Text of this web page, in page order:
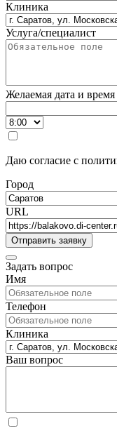
Клиника
Услуга/специалист
Желаемая дата и
Даю согласие с
Город
URL
Задать вопрос
Имя
Телефон
Клиника
Ваш вопрос